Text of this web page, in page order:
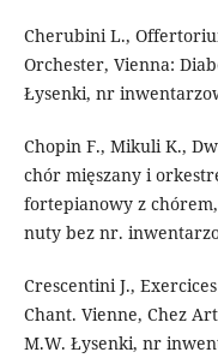
Cherubini L.,
Orchester, Vienna:
Łysenki, nr
Chopin F., Mikuli K.,
chór mięszany i
fortepianowy z
nuty bez nr.
Crescentini J.,
Chant. Vienne, Chez
M.W. Łysenki, nr